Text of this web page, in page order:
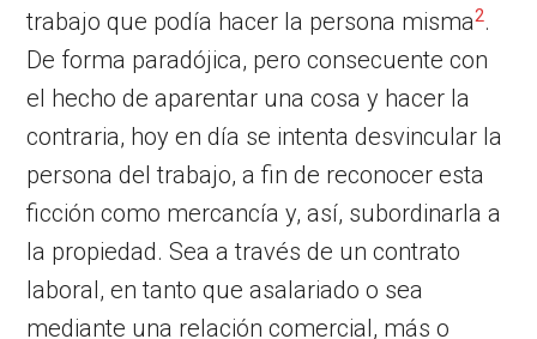
trabajo que podía hacer la persona misma2.
De forma paradójica, pero consecuente con
el hecho de aparentar una cosa y hacer la
contraria, hoy en día se intenta desvincular la
persona del trabajo, a fin de reconocer esta
ficción como mercancía y, así, subordinarla a
la propiedad. Sea a través de un contrato
laboral, en tanto que asalariado o sea
mediante una relación comercial, más o